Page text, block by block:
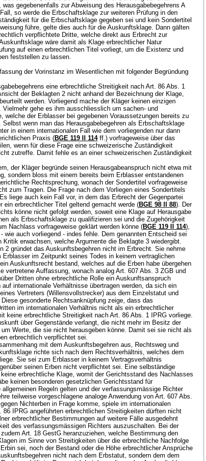
gegebenenfalls zur Abweisung des Herausgabebegehrens A
so werde die Erbschaftsklage zur weiteren Prüfung in den
für die Erbschaftsklage gegeben sei und kein Sondertitel
führe, gelte dies auch für die Auskunftsklage. Dann gälten
verpflichtete Dritte, welche direkt aus Erbrecht zur
wäre damit als Klage erbrechtlicher Natur
auf einen erbrechtlichen Titel vorliegt, um die Existenz und
feststellen zu lassen.
der Vorinstanz im Wesentlichen mit folgender Begründung
eine erbrechtliche Streitigkeit nach Art. 86 Abs. 1
der Beklagten 2 nicht anhand der Bezeichnung der Klage,
werden. Vorliegend mache der Kläger keinen einzigen
Vielmehr gehe es ihm ausschliesslich um sachen- und
welche der Erblasser bei gegebenen Voraussetzungen bereits zu
Selbst wenn man das Herausgabebegehren als Erbschaftsklage
in einem internationalen Fall wie dem vorliegenden nur dann
Praxis (BGE 119 II 114ff.) vorfrageweise über das
wenn für diese Frage eine schweizerische Zuständigkeit
zutreffe. Damit fehle es an einer schweizerischen Zuständigkeit
der Kläger begründe seinen Herausgabeanspruch nicht etwa mit
sondern bloss mit einem bereits beim Erblasser entstandenen
Rechtsprechung, wonach der Sondertitel vorfrageweise
zum Tragen. Die Frage nach dem Vorliegen eines Sondertitels
liege auch kein Fall vor, in dem das Erbrecht der Gegenpartei
ein erbrechtlicher Titel geltend gemacht werde (BGE 98 II 88). Der
könne nicht gefolgt werden, soweit eine Klage auf Herausgabe
als Erbschaftsklage zu qualifizieren sei und die Zugehörigkeit
Nachlass vorfrageweise geklärt werden könne (BGE 119 II 114),
wie auch vorliegend - indes fehle. Dem genannten Entscheid sei
Kritik erwachsen, welche Argumente die Beklagte 3 wiedergibt.
2 gründet das Auskunftsbegehren nicht im Erbrecht. Sie nehme
im Zeitpunkt seines Todes in keinem vertraglichen
Auskunftsrecht bestand, welches auf die Erben habe übergehen
vertretene Auffassung, wonach analog Art. 607 Abs. 3 ZGB und
Dritten ohne erbrechtliche Rolle ein Auskunftsanspruch
internationale Verhältnisse übertragen werden, da sich ein
Vertreters (Willensvollstrecker) aus dem Einzelstatut und
gesonderte Rechtsanknüpfung zeige, dass das
im internationalen Verhältnis nicht als ein erbrechtlicher
keine erbrechtliche Streitigkeit nach Art. 86 Abs. 1 IPRG vorliege.
über Gegenstände verlangt, die nicht mehr im Besitz der
Werte, die sie nicht herausgeben könne. Damit sei sie nicht als
erbrechtlich verpflichtet sei.
mit dem Auskunftsbegehren aus, Rechtsweg und
richte sich nach dem Rechtsverhältnis, welches dem
Sie sei zum Erblasser in keinem Vertragsverhältnis
seinen Erben nicht verpflichtet sei. Eine selbständige
erbrechtliche Klage, womit der Gerichtsstand des Nachlasses
keinen besonderen gesetzlichen Gerichtsstand für
allgemeinen Regeln gelten und der verfassungsmässige Richter
teilweise vorgeschlagene analoge Anwendung von Art. 607 Abs.
gegen Nichterben in Frage komme, spiele im internationalen
86 IPRG angeführten erbrechtlichen Streitigkeiten dürften nicht
erbrechtlicher Bestimmungen auf weitere Fälle ausgedehnt
des verfassungsmässigen Richters auszuschalten. Bei der
Art. 18 GestG heranzuziehen, welche Bestimmung den
im Sinne von Streitigkeiten über die erbrechtliche Nachfolge
sei, noch der Bestand oder die Höhe erbrechtlicher Ansprüche
nicht nach dem Erbstatut, sondern dem dem